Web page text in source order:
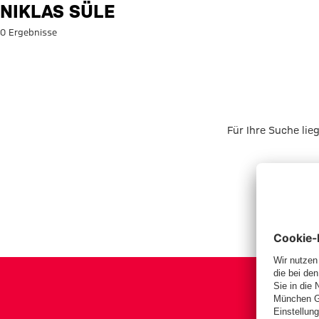
Suche: Niklas Süle
NIKLAS SÜLE
0 Ergebnisse
Für Ihre Suche